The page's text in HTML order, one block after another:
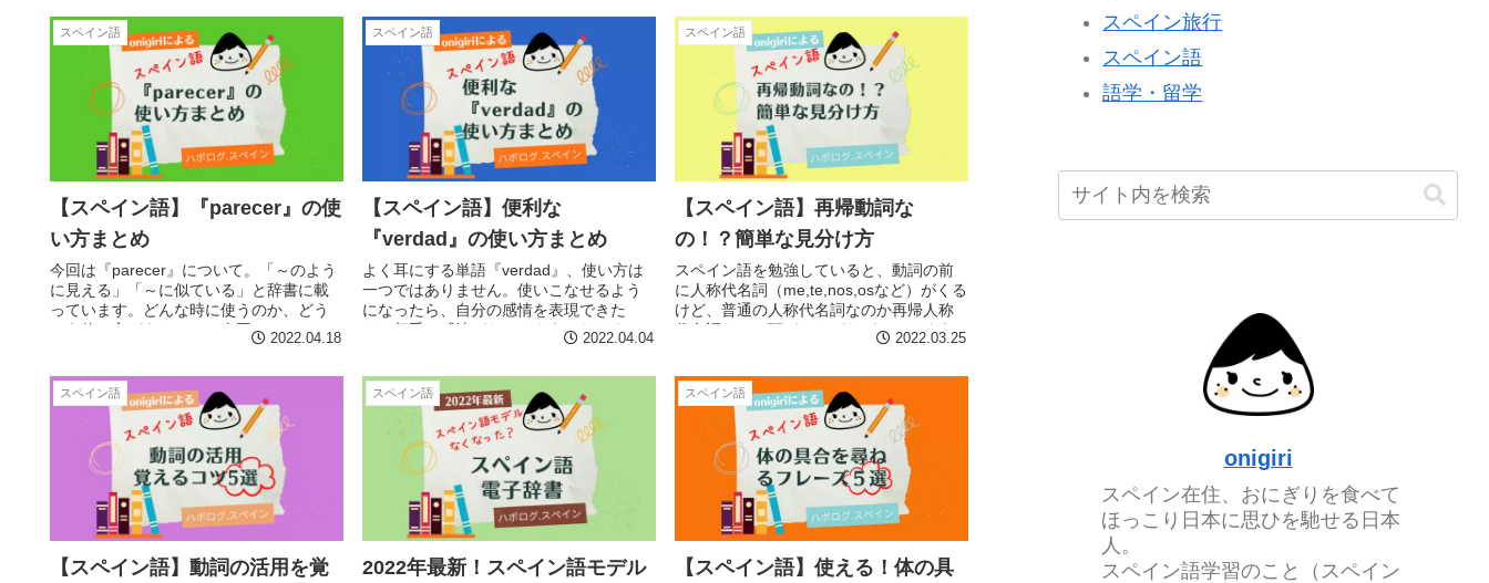
る単語を紹介していきたいと思います。
スペイン語
【スペイン語】『parecer』の使
い方まとめ
今回は『parecer』について。「～のよう
に見える」「～に似ている」と辞書に載
っています。どんな時に使うのか、どう
いう使い方があるのか、今回は
『parecer』の使い方をまとめてご紹介し
2022.04.18
スペイン語
【スペイン語】便利な
『verdad』の使い方まとめ
よく耳にする単語『verdad』、使い方は
一つではありません。使いこなせるよう
になったら、自分の感情を表現できた
り、相手の感情がわかるようになりま
す。そこで今回は便利なverdadの使い方
2022.04.04
スペイン語
【スペイン語】再帰動詞な
の！？簡単な見分け方
スペイン語を勉強していると、動詞の前
に人称代名詞（me,te,nos,osなど）がくる
けど、普通の人称代名詞なのか再帰人称
代名詞なのか頭がこんがらがってしまう
こが多々あります。今回はその見分け方
2022.03.25
スペイン語
【スペイン語】動詞の活用を覚
スペイン語
2022年最新！スペイン語モデル
スペイン語
【スペイン語】使える！体の具
スペイン旅行
スペイン語
語学・留学
onigiri
スペイン在住、おにぎりを食べて
ほっこり日本に思ひを馳せる日本
人。
スペイン語学習のこと（スペイン